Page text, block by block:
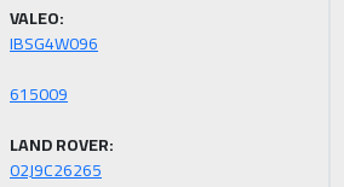
VALEO:
IBSG4W096
615009
LAND ROVER:
02J9C26265